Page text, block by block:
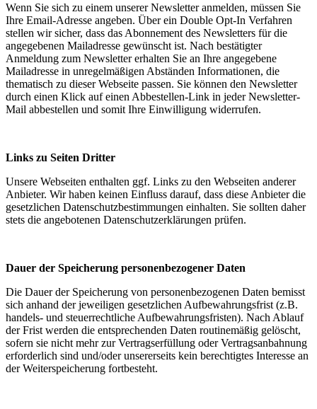
Wenn Sie sich zu einem unserer Newsletter anmelden, müssen Sie
Ihre Email-Adresse angeben. Über ein Double Opt-In Verfahren
stellen wir sicher, dass das Abonnement des Newsletters für die
angegebenen Mailadresse gewünscht ist. Nach bestätigter
Anmeldung zum Newsletter erhalten Sie an Ihre angegebene
Mailadresse in unregelmäßigen Abständen Informationen, die
thematisch zu dieser Webseite passen. Sie können den Newsletter
durch einen Klick auf einen Abbestellen-Link in jeder Newsletter-
Mail abbestellen und somit Ihre Einwilligung widerrufen.
Links zu Seiten Dritter
Unsere Webseiten enthalten ggf. Links zu den Webseiten anderer
Anbieter. Wir haben keinen Einfluss darauf, dass diese Anbieter die
gesetzlichen Datenschutzbestimmungen einhalten. Sie sollten daher
stets die angebotenen Datenschutzerklärungen prüfen.
Dauer der Speicherung personenbezogener Daten
Die Dauer der Speicherung von personenbezogenen Daten bemisst
sich anhand der jeweiligen gesetzlichen Aufbewahrungsfrist (z.B.
handels- und steuerrechtliche Aufbewahrungsfristen). Nach Ablauf
der Frist werden die entsprechenden Daten routinemäßig gelöscht,
sofern sie nicht mehr zur Vertragserfüllung oder Vertragsanbahnung
erforderlich sind und/oder unsererseits kein berechtigtes Interesse an
der Weiterspeicherung fortbesteht.